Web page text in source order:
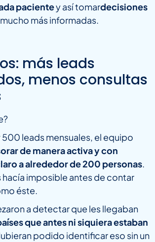
pacientey así tomardecisiones
mucho más informadas.
más leads
menos consultas
leads mensuales, el equipo
de manera activa y con
a alrededor de 200 personas.
hacía imposible antes de contar
éste.
a detectar que les llegaban
que antes ni siquiera estaban
podido identificar eso sin un